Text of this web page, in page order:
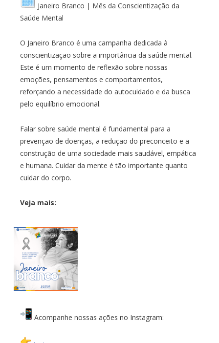
Janeiro Branco | Mês da Conscientização da
Saúde Mental
O Janeiro Branco é uma campanha dedicada à
conscientização sobre a importância da saúde mental.
Este é um momento de reflexão sobre nossas
emoções, pensamentos e comportamentos,
reforçando a necessidade do autocuidado e da busca
pelo equilíbrio emocional.
Falar sobre saúde mental é fundamental para a
prevenção de doenças, a redução do preconceito e a
construção de uma sociedade mais saudável, empática
e humana. Cuidar da mente é tão importante quanto
cuidar do corpo.
Veja mais:
Acompanhe nossas ações no Instagram: